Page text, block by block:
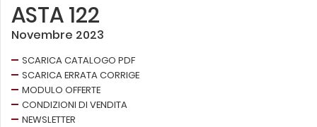
ASTA 122
Novembre 2023
SCARICA CATALOGO PDF
SCARICA ERRATA CORRIGE
MODULO OFFERTE
CONDIZIONI DI VENDITA
NEWSLETTER